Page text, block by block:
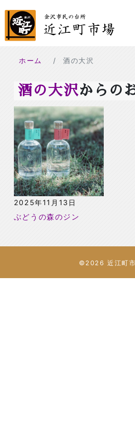
ホーム 酒の大沢
酒の大沢からの
2025年11月13日
ぶどうの森のジン
©2026 近江町